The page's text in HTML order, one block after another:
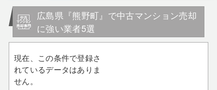
広島県『熊野町』で中古マンション売却
に強い業者5選
現在、この条件で登録さ
れているデータはありま
せん。